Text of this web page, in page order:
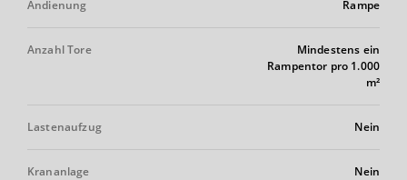
Andienung Rampe
Anzahl Tore
Mindestens ein
Rampentor pro 1.000
m²
Lastenaufzug Nein
Krananlage Nein